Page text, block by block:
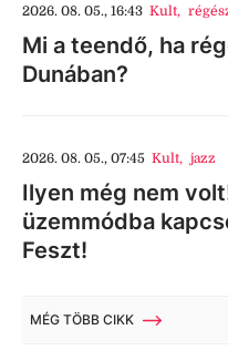
2026. 08. 05., 16:43 Kult,
Mi a teendő, ha
Dunában?
2026. 08. 05., 07:45 Kult, jazz
Ilyen még nem
üzemmódba
Feszt!
MÉG TÖBB CIKK